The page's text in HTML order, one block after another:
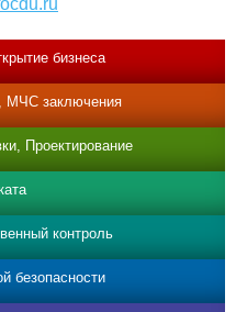
бизнеса
МЧС заключения
Проектирование
контроль
безопасности